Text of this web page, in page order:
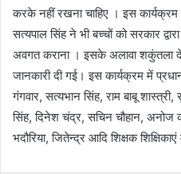
करके नहीं रखना चाहिए । इस
सत्यपाल सिंह ने भी बच्चों को सरकार
अवगत कराना । इसके अलावा शकुंतला
जानकारी दी गई। इस कार्यक्रम में
गंगवार, सत्यभान सिंह, राम बाबू
सिंह, दिनेश चंद्र, सचिन चौहान, अनोज
भदौरिया, जितेन्द्र आदि शिक्षक